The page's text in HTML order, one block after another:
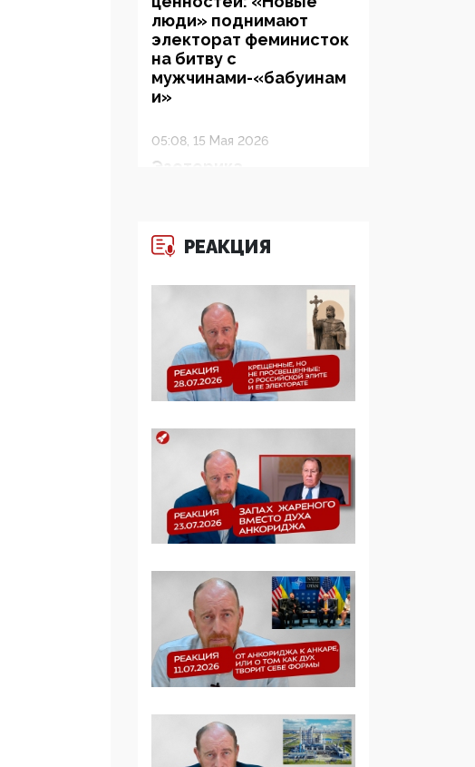
люди» поднимают
электорат феминисток
на битву с
мужчинами-«бабуинам
и»
05:08, 15 Мая 2026
Эзотерика,
ценностей: кто и с чем
выступал на форуме
«Россия 809. Традиции
будущего»
09:40, 06 Мая 2026
Симулякр патриотизма
и благолепия:
среди молодежи снова
отдана на откуп
«движперам»
03:35, 25 Апреля 2026
120 лет
институт
народовластия
превратился в «чего
изволите» для
Правительства и АП
Социальный фонд
России – пионер
жесткого внедрения
РЕАКЦИЯ